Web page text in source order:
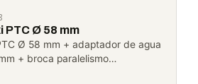
PTC Ø 58 mm
Ø 58 mm + adaptador de agua
+ broca paralelismo…